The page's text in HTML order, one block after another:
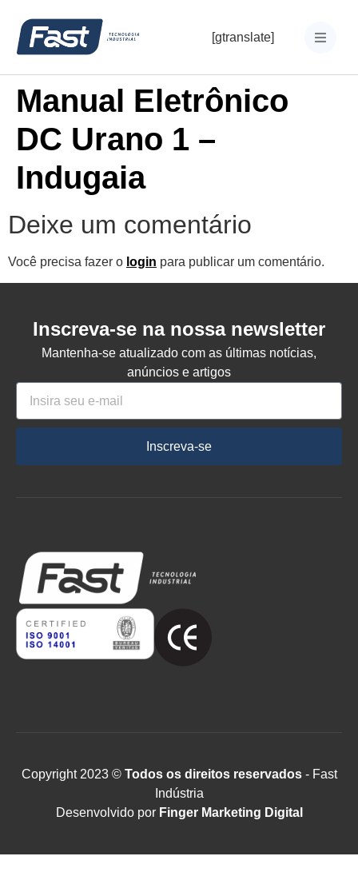
[gtranslate]
Manual Eletrônico
DC Urano 1 –
Indugaia
Deixe um comentário
Você precisa fazer o login para publicar um comentário.
Inscreva-se na nossa newsletter
Mantenha-se atualizado com as últimas notícias,
anúncios e artigos
Inscreva-se
Copyright 2023 ©Todos os direitos reservados- Fast
Indústria
Desenvolvido por Finger Marketing Digital